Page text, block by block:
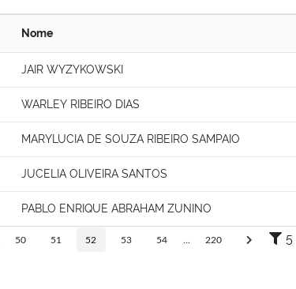
Nome
JAIR WYZYKOWSKI
WARLEY RIBEIRO DIAS
MARYLUCIA DE SOUZA RIBEIRO SAMPAIO
JUCELIA OLIVEIRA SANTOS
PABLO ENRIQUE ABRAHAM ZUNINO
50 51 52 53 54 220 5